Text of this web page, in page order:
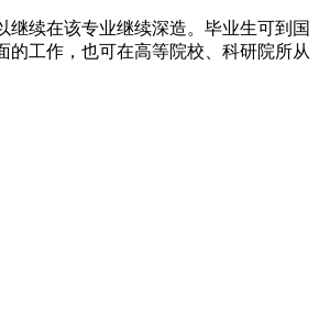
续在该专业继续深造。毕业生可到国
工作，也可在高等院校、科研院所从